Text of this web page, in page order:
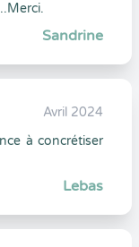
Sandrine
Avril 2024
à concrétiser
Lebas